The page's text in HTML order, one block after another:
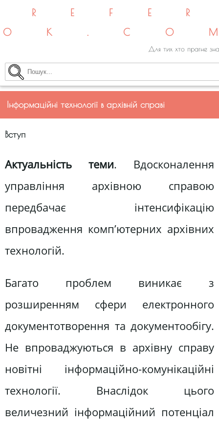
Для тих хто прагне
Інформаційні технології в архівній справі
Вступ
Актуальність теми. Вдосконалення
управління архівною справою
передбачає інтенсифікацію
впровадження комп’ютерних архівних
технологій.
Багато проблем виникає з
розширенням сфери електронного
документотворення та документообігу.
Не впроваджуються в архівну справу
новітні інформаційно-комунікаційні
технології. Внаслідок цього
величезний інформаційний потенціал